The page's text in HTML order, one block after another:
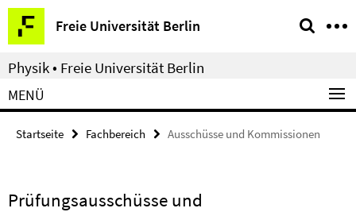
Springe
direkt
zu
Inhalt
Freie Universität Berlin
Service-
Navigation
Physik • Freie Universität Berlin
MENÜ
Startseite Fachbereich Ausschüsse und Kommissionen
Prüfungsausschüsse und